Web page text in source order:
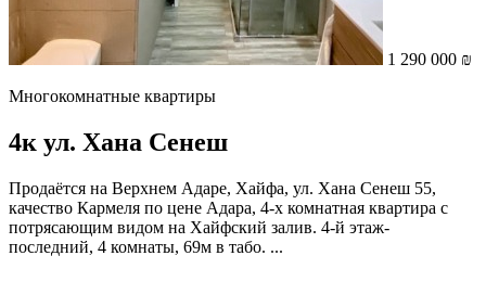
1 290 000 ₪
Многокомнатные квартиры
4к ул. Хана Сенеш
Продаётся на Верхнем Адаре, Хайфа, ул. Хана Сенеш 55,
качество Кармеля по цене Адара, 4-х комнатная квартира с
потрясающим видом на Хайфский залив. 4-й этаж-
последний, 4 комнаты, 69м в табо. ...